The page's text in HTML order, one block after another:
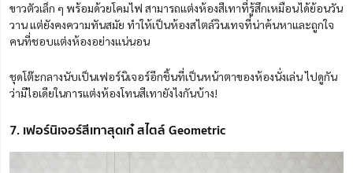
ขาวตัวเล็ก ๆ พร้อมด้วยโคมไฟ สามารถแต่งห้องสีเทาที่รู้สึกเหมือนได้ย้อนวัน
วาน แต่ยังคงความทันสมัย ทำให้เป็นห้องสไตล์วินเทจที่น่าค้นหาและถูกใจ
คนที่ชอบแต่งห้องอย่างแน่นอน
ชุดโต๊ะกลางนับเป็นเฟอร์นิเจอร์อีกชิ้นที่เป็นหน้าตาของห้องนั่งเล่น ไปดูกัน
ว่ามีไอเดียในการแต่งห้องโทนสีเทายังไงกันบ้าง!
7. เฟอร์นิเจอร์สีเทาสุดเก๋ สไตล์ Geometric